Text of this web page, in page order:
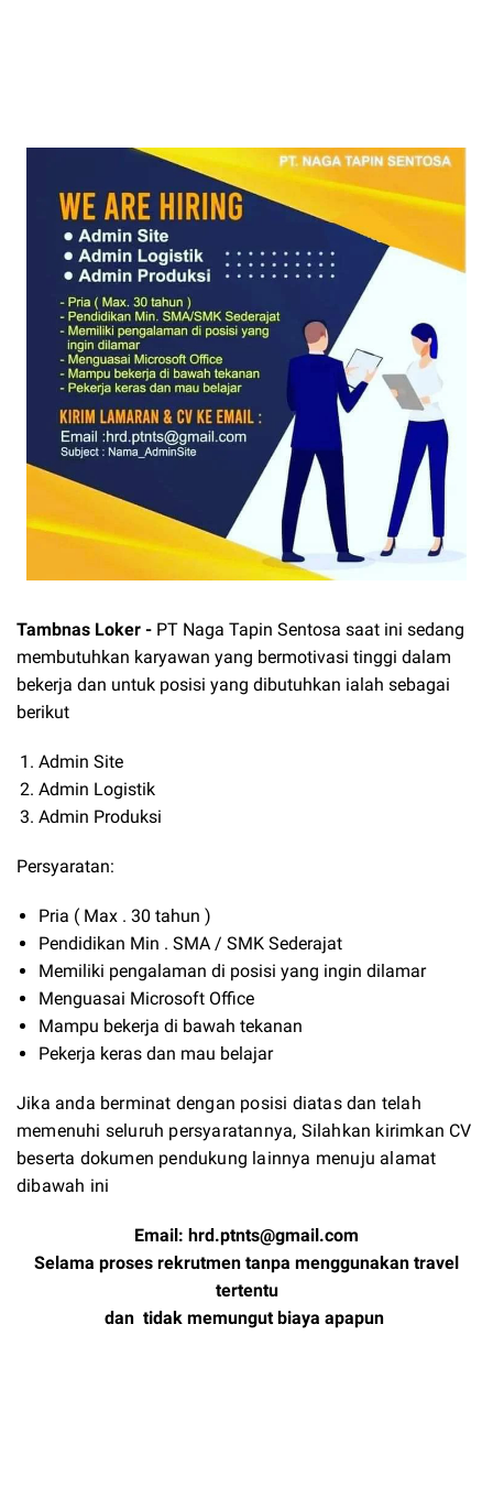
Tambnas Loker - PT Naga Tapin Sentosa saat ini sedang
membutuhkan karyawan yang bermotivasi tinggi dalam
bekerja dan untuk posisi yang dibutuhkan ialah sebagai
berikut
Admin Site
Admin Logistik
Admin Produksi
Persyaratan:
Pria ( Max . 30 tahun )
Pendidikan Min . SMA / SMK Sederajat
Memiliki pengalaman di posisi yang ingin dilamar
Menguasai Microsoft Office
Mampu bekerja di bawah tekanan
Pekerja keras dan mau belajar
Jika anda berminat dengan posisi diatas dan telah
memenuhi seluruh persyaratannya, Silahkan kirimkan CV
beserta dokumen pendukung lainnya menuju alamat
dibawah ini
Email: hrd.ptnts@gmail.com
Selama proses rekrutmen tanpa menggunakan travel
tertentu
dan tidak memungut biaya apapun